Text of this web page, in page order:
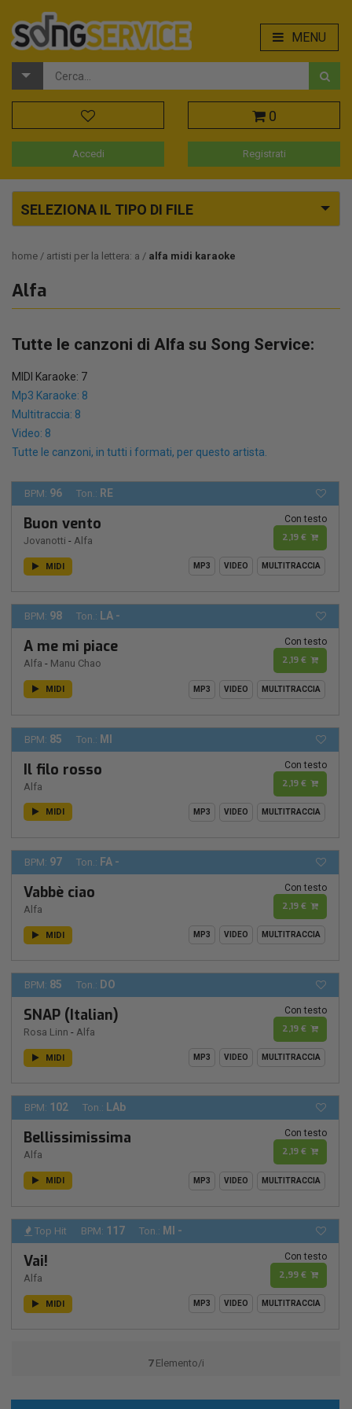
MENU
0
Accedi Registrati
SELEZIONA IL TIPO DI FILE
home artisti per la lettera: a alfa midi karaoke
Alfa
Tutte le canzoni di Alfa su Song Service:
MIDI Karaoke: 7
Mp3 Karaoke: 8
Multitraccia: 8
Video: 8
Tutte le canzoni, in tutti i formati, per questo artista.
BPM: 96 Ton.: RE
Buon vento
Jovanotti - Alfa
Con testo
2,19 €
MIDI MP3 VIDEO MULTITRACCIA
BPM: 98 Ton.: LA -
A me mi piace
Alfa - Manu Chao
Con testo
2,19 €
MIDI MP3 VIDEO MULTITRACCIA
BPM: 85 Ton.: MI
Il filo rosso
Alfa
Con testo
2,19 €
MIDI MP3 VIDEO MULTITRACCIA
BPM: 97 Ton.: FA -
Vabbè ciao
Alfa
Con testo
2,19 €
MIDI MP3 VIDEO MULTITRACCIA
BPM: 85 Ton.: DO
SNAP (Italian)
Rosa Linn - Alfa
Con testo
2,19 €
MIDI MP3 VIDEO MULTITRACCIA
BPM: 102 Ton.: LAb
Bellissimissima
Alfa
Con testo
2,19 €
MIDI MP3 VIDEO MULTITRACCIA
Top Hit BPM: 117 Ton.: MI -
Vai!
Alfa
Con testo
2,99 €
MIDI MP3 VIDEO MULTITRACCIA
7Elemento/i